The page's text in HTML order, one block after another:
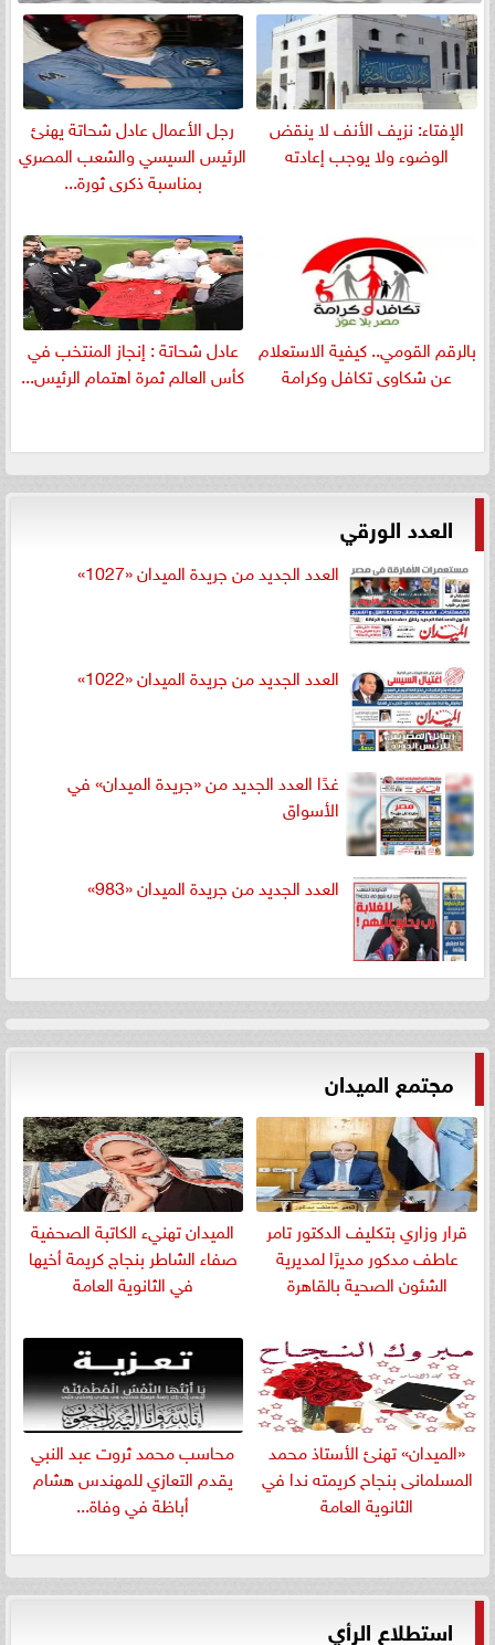
الإفتاء: نزيف الأنف لا ينقض
الوضوء ولا يوجب إعادته
رجل الأعمال عادل شحاتة يهنئ
الرئيس السيسي والشعب المصري
بمناسبة ذكرى ثورة...
بالرقم القومي.. كيفية الاستعلام
عن شكاوى تكافل وكرامة
عادل شحاتة : إنجاز المنتخب في
كأس العالم ثمرة اهتمام الرئيس...
العدد الورقي
العدد الجديد من جريدة الميدان «1027»
العدد الجديد من جريدة الميدان «1022»
غدًا العدد الجديد من «جريدة الميدان» في
الأسواق
العدد الجديد من جريدة الميدان «983»
مجتمع الميدان
قرار وزاري بتكليف الدكتور تامر
عاطف مدكور مديرًا لمديرية
الشئون الصحية بالقاهرة
الميدان تهنيء الكاتبة الصحفية
صفاء الشاطر بنجاج كريمة أخيها
في الثانوية العامة
«الميدان» تهنئ الأستاذ محمد
المسلمانى بنجاح كريمته ندا في
الثانوية العامة
​محاسب محمد ثروت عبد النبي
يقدم التعازي للمهندس هشام
أباظة في وفاة...
استطلاع الرأي